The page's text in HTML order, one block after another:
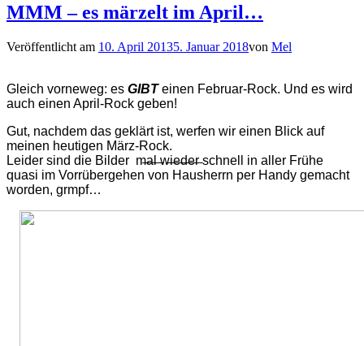
MMM – es märzelt im April…
Veröffentlicht am 10. April 20135. Januar 2018von Mel
Gleich vorneweg: es GIBTeinen Februar-Rock. Und es wird
auch einen April-Rock geben!
Gut, nachdem das geklärt ist, werfen wir einen Blick auf
meinen heutigen März-Rock.
Leider sind die Bilder m̶̶a̶̶l̶̶ ̶̶w̶̶i̶̶e̶̶d̶̶e̶̶r̶ schnell in aller Frühe
quasi im Vorrübergehen von Hausherrn per Handy gemacht
worden, grmpf…